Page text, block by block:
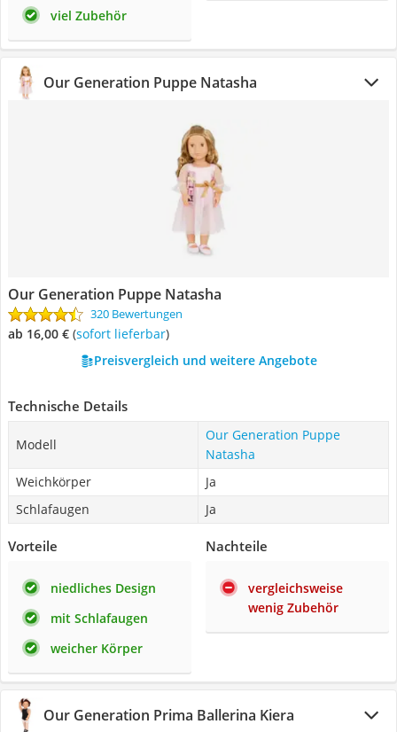
viel Zubehör
Our Generation Puppe Natasha
Our Generation Puppe Natasha
320 Bewertungen
ab 16,00 € ( Sofort lieferbar)
Preisvergleich und weitere Angebote
Technische Details
Modell
Our Generation Puppe
Natasha
Weichkörper
Ja
Schlafaugen
Ja
Vorteile
niedliches Design
mit Schlafaugen
weicher Körper
Nachteile
vergleichsweise
wenig Zubehör
Our Generation Prima Ballerina Kiera